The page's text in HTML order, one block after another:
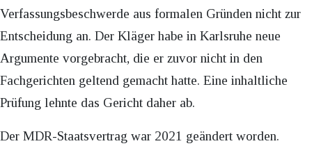
Verfassungsbeschwerde aus formalen Gründen nicht zur
Entscheidung an. Der Kläger habe in Karlsruhe neue
Argumente vorgebracht, die er zuvor nicht in den
Fachgerichten geltend gemacht hatte. Eine inhaltliche
Prüfung lehnte das Gericht daher ab.
Der MDR-Staatsvertrag war 2021 geändert worden.